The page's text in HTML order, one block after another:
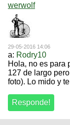
werwolf
29-05-2016 14:06
a: Rodry10
Hola, no es para
127 de largo
foto). Lo mido y